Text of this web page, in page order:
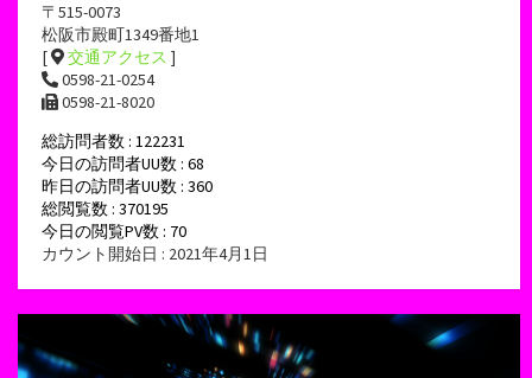
〒515-0073
松阪市殿町1349番地1
[
交通アクセス ]
0598-21-0254
0598-21-8020
総訪問者数 : 122231
今日の訪問者UU数 : 68
昨日の訪問者UU数 : 360
総閲覧数 : 370195
今日の閲覧PV数 : 70
カウント開始日 : 2021年4月1日